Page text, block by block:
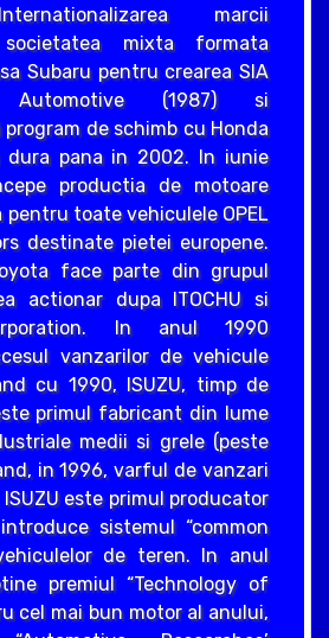
marcii
mixta formata
Subaru pentru crearea SIA
Automotive (1987) si
de schimb cu Honda
dura pana in 2002. In iunie
productia de motoare
pentru toate vehiculele OPEL
destinate pietei europene.
face parte din grupul
actionar dupa ITOCHU si
In anul 1990
vanzarilor de vehicule
cu 1990, ISUZU, timp de
primul fabricant din lume
medii si grele (peste
in 1996, varful de vanzari
este primul producator
sistemul “common
de teren. In anul
premiul “Technology of
cel mai bun motor al anului,